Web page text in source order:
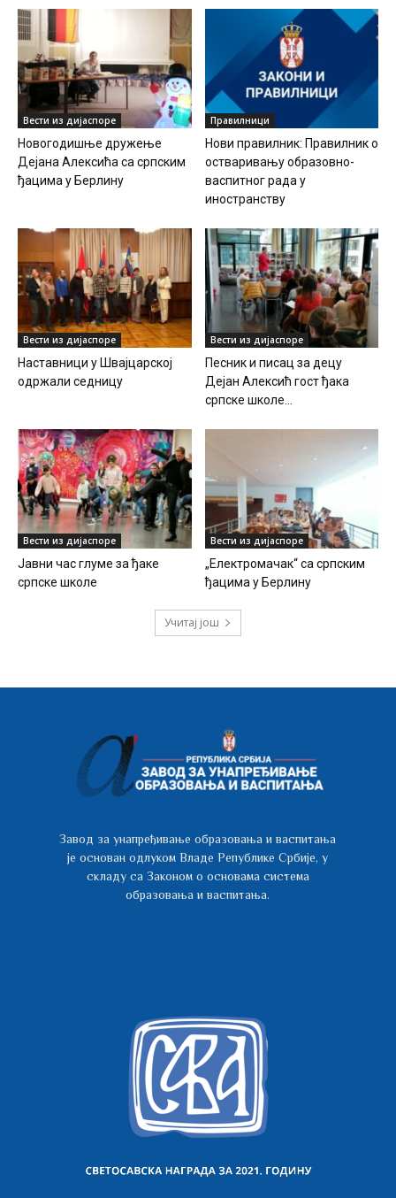
Вести из дијаспоре
Новогодишње дружење
Дејана Алексића са српским
ђацима у Берлину
Правилници
Нови правилник: Правилник о
остваривању образовно-
васпитног рада у
иностранству
Вести из дијаспоре
Наставници у Швајцарској
одржали седницу
Вести из дијаспоре
Песник и писац за децу
Дејан Алексић гост ђака
српске школе...
Вести из дијаспоре
Јавни час глуме за ђаке
српске школе
Вести из дијаспоре
„Електромачак“ са српским
ђацима у Берлину
Учитај још
Завод за унапређивање образовања и васпитања
је основан одлуком Владе Републике Србије, у
складу са Законом о основама система
образовања и васпитања.